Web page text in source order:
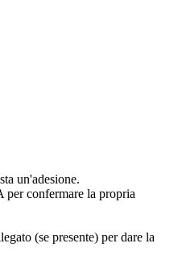
un'adesione.
confermare la propria
(se presente) per dare la